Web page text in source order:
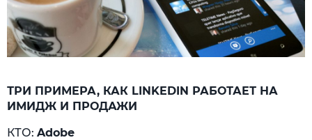
ТРИ ПРИМЕРА, КАК LINKEDIN РАБОТАЕТ НА
ИМИДЖ И ПРОДАЖИ
КТО: Adobe